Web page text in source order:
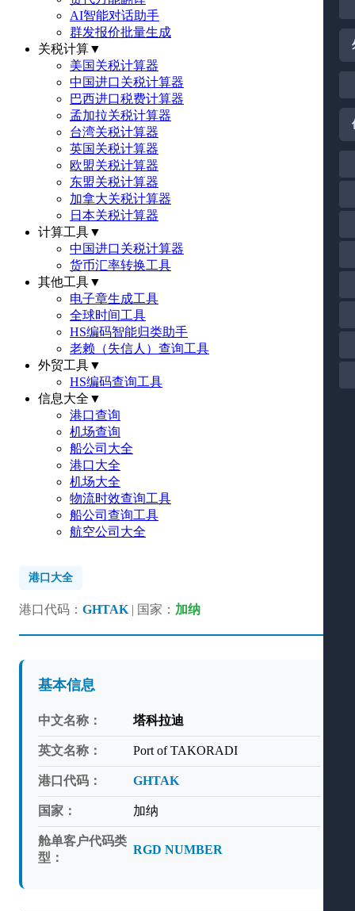
AI智能对话助手
群发报价批量生成
关税计算▼
美国关税计算器
中国进口关税计算器
巴西进口税费计算器
孟加拉关税计算器
台湾关税计算器
英国关税计算器
欧盟关税计算器
东盟关税计算器
加拿大关税计算器
日本关税计算器
计算工具▼
中国进口关税计算器
货币汇率转换工具
其他工具▼
电子章生成工具
全球时间工具
HS编码智能归类助手
老赖（失信人）查询工具
外贸工具▼
HS编码查询工具
信息大全 ▼
港口查询
机场查询
船公司大全
港口大全
机场大全
物流时效查询工具
船公司查询工具
航空公司大全
港口大全
港口代码： GHTAK | 国家： 加纳
基本信息
中文名称： 塔科拉迪
英文名称： Port of TAKORADI
港口代码： GHTAK
国家： 加纳
舱单客户代码类
型：
RGD NUMBER